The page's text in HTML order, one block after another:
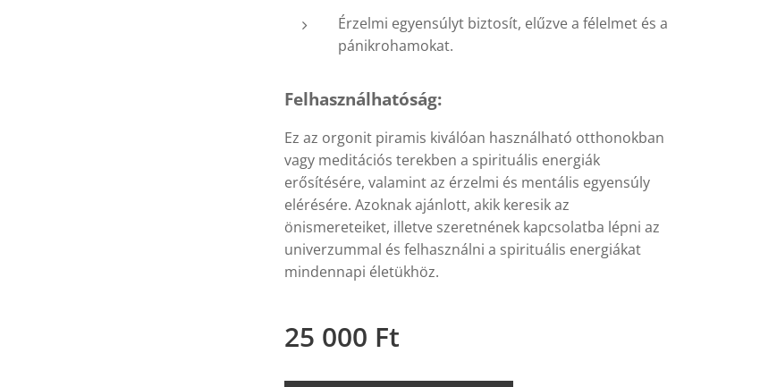
Érzelmi egyensúlyt biztosít, elűzve a félelmet és a
pánikrohamokat.
Felhasználhatóság:
Ez az orgonit piramis kiválóan használható otthonokban
vagy meditációs terekben a spirituális energiák
erősítésére, valamint az érzelmi és mentális egyensúly
elérésére. Azoknak ajánlott, akik keresik az
önismereteiket, illetve szeretnének kapcsolatba lépni az
univerzummal és felhasználni a spirituális energiákat
mindennapi életükhöz.
25 000 Ft